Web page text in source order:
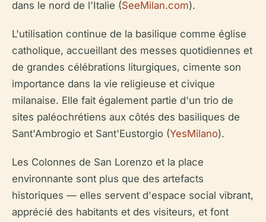
dans le nord de l'Italie (SeeMilan.com).
L'utilisation continue de la basilique comme église
catholique, accueillant des messes quotidiennes et
de grandes célébrations liturgiques, cimente son
importance dans la vie religieuse et civique
milanaise. Elle fait également partie d'un trio de
sites paléochrétiens aux côtés des basiliques de
Sant'Ambrogio et Sant'Eustorgio (YesMilano).
Les Colonnes de San Lorenzo et la place
environnante sont plus que des artefacts
historiques — elles servent d'espace social vibrant,
apprécié des habitants et des visiteurs, et font